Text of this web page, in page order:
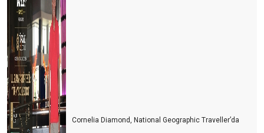
Cornelia Diamond, National Geographic Traveller’da